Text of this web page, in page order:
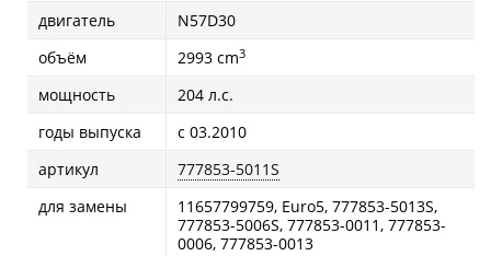
двигатель
N57D30
объём
2993 cm3
мощность
204 л.с.
годы выпуска
с 03.2010
артикул
777853-5011S
для замены
11657799759, Euro5, 777853-5013S,
777853-5006S, 777853-0011, 777853-
0006, 777853-0013